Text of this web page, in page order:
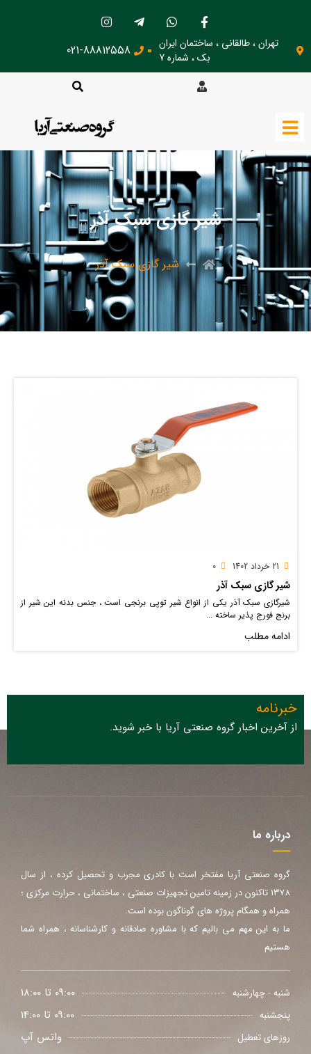
تهران ، طالقانی ، ساختمان ایران
بک ، شماره 7
021-88812558
شیر گازی سبک آذر
شیر گازی سبک آذر
شیر گازی سبک آذر
شیرگازی سبک آذر یکی از انواع شیر توپی برنجی است ، جنس بدنه این شیر از
برنج فورج پذیر ساخته ...
ادامه مطلب
خبرنامه
از آخرین اخبار گروه صنعتی آریا با خبر شوید.
درباره ما
گروه صنعتی آریا مفتخر است با کادری مجرب و تحصیل کرده ، از سال
1378 تاکنون در زمینه تامین تجهیزات صنعتی ، ساختمانی ، حرارت مرکزی ؛
همراه و همگام پروژه های گوناگون بوده است.
ما به این مهم می بالیم که با مشاوره صادقانه و کارشناسانه ، همراه شما
هستیم
شنبه - چهارشنبه 09:00 تا 18:00
پنجشنبه 09:00 تا 14:00
روزهای تعطیل واتس آپ